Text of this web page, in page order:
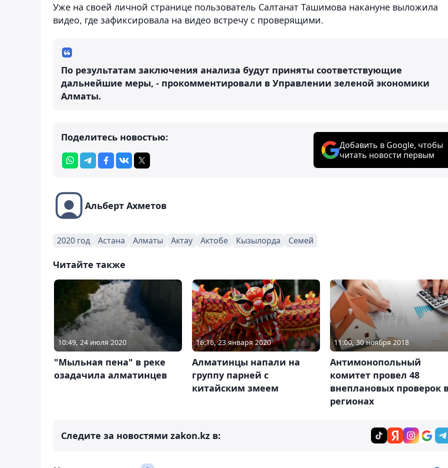
Уже на своей личной странице пользователь Салтанат Ташимова накануне выложила
видео, где зафиксировала на видео встречу с проверящими.
По результатам заключения анализа будут приняты соответствующие
дальнейшие меры, - прокомментировали в Управлении зеленой экономики
Алматы.
Поделитесь новостью:
Добавить в Google, чтобы
читать новости первым
Альберт Ахметов
2020 год Астана Алматы Актау Актобе Кызылорда Семей
Читайте также
10:49, 24 июля 2020
"Мыльная пена" в реке
озадачила алматинцев
16:16, 23 января 2020
Алматинцы напали на
группу парней с
китайским змеем
11:00, 30 ноября 2018
Антимонопольный
комитет провел 48
внеплановых проверок
регионах
Следите за новостями zakon.kz в: